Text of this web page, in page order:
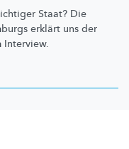
Staat? Die
erklärt uns der
Interview.